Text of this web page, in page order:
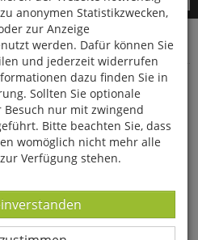
Diverses
Unendlichen
anonymen Statistikzwecken,
zur Anzeige
werden. Dafür können Sie
und jederzeit widerrufen
dazu finden Sie in
Sollten Sie optionale
Besuch nur mit zwingend
Bitte beachten Sie, dass
womöglich nicht mehr alle
Verfügung stehen.
-